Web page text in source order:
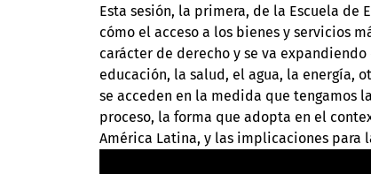
Esta sesión, la primera, de la Escuela de
cómo el acceso a los bienes y servicios
carácter de derecho y se va
educación, la salud, el agua, la energía,
se acceden en la medida que tengamos
proceso, la forma que adopta en el
América Latina, y las implicaciones para